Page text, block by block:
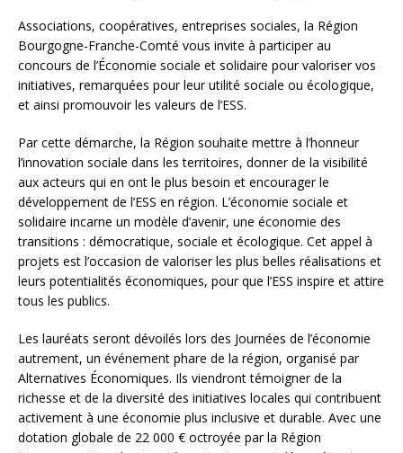
Associations, coopératives, entreprises sociales, la Région
Bourgogne-Franche-Comté vous invite à participer au
concours de l’Économie sociale et solidaire pour valoriser vos
initiatives, remarquées pour leur utilité sociale ou écologique,
et ainsi promouvoir les valeurs de l’ESS.
Par cette démarche, la Région souhaite mettre à l’honneur
l’innovation sociale dans les territoires, donner de la visibilité
aux acteurs qui en ont le plus besoin et encourager le
développement de l’ESS en région. L’économie sociale et
solidaire incarne un modèle d’avenir, une économie des
transitions : démocratique, sociale et écologique. Cet appel à
projets est l’occasion de valoriser les plus belles réalisations et
leurs potentialités économiques, pour que l’ESS inspire et attire
tous les publics.
Les lauréats seront dévoilés lors des Journées de l’économie
autrement, un événement phare de la région, organisé par
Alternatives Économiques. Ils viendront témoigner de la
richesse et de la diversité des initiatives locales qui contribuent
activement à une économie plus inclusive et durable. Avec une
dotation globale de 22 000 € octroyée par la Région